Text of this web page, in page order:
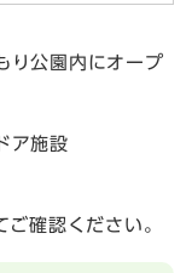
り公園内にオープ
ア施設
確認ください。